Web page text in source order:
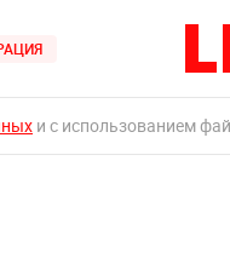
и с использованием